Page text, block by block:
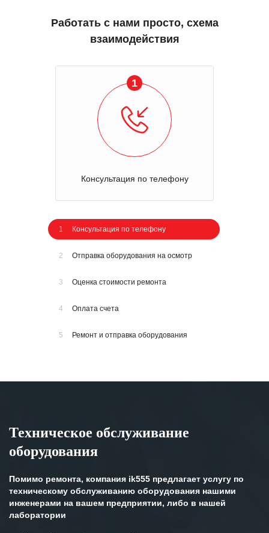
Работать с нами просто, схема
взаимодействия
1
Консультация по телефону
1 Консультация по телефону
2 Отправка оборудования на осмотр
3 Оценка стоимости ремонта
4 Оплата счета
5 Ремонт и отправка оборудования
Техническое обслуживание
оборудования
Помимо ремонта, компания ik555 предлагает услугу по
техническому обслуживанию оборудования нашими
инженерами на вашем предприятии, либо в нашей
лаборатории